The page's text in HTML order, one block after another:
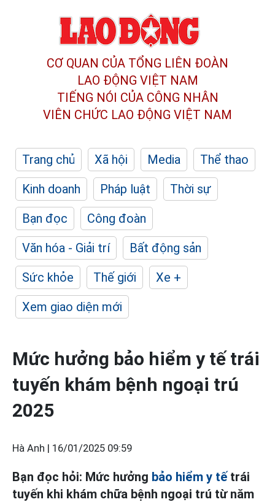
CƠ QUAN CỦA TỔNG LIÊN ĐOÀN
LAO ĐỘNG VIỆT NAM
TIẾNG NÓI CỦA CÔNG NHÂN
VIÊN CHỨC LAO ĐỘNG VIỆT NAM
Trang chủ Xã hội Media
Thể thao
Kinh doanh
Pháp luật
Thời sự
Bạn đọc
Công đoàn
Văn hóa - Giải trí
Bất động sản
Sức khỏe
Thế giới
Xe +
Xem giao diện mới
Mức hưởng bảo hiểm y tế trái
tuyến khám bệnh ngoại trú
2025
Hà Anh | 16/01/2025 09:59
Bạn đọc hỏi: Mức hưởng bảo hiểm y tếtrái
tuyến khi khám chữa bệnh ngoại trú từ năm